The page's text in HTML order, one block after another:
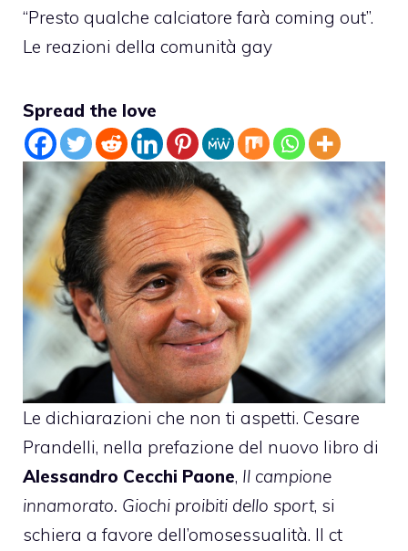
“Presto qualche calciatore farà coming out”.
Le reazioni della comunità gay
Spread the love
Le dichiarazioni che non ti aspetti. Cesare
Prandelli, nella prefazione del nuovo libro di
Alessandro Cecchi Paone, Il campione
innamorato. Giochi proibiti dello sport, si
schiera a favore dell’omosessualità. Il ct